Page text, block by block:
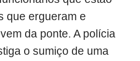
que ergueram e
da ponte. A polícia
o sumiço de uma